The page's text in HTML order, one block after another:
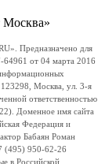
Москва»
Предназначено для
64961 от 04 марта 2016
Москва, ул. 3-я
ответственностью
Доменное имя сайта
Федерация и
Бабаян Роман
(495) 950-62-26
в Российской